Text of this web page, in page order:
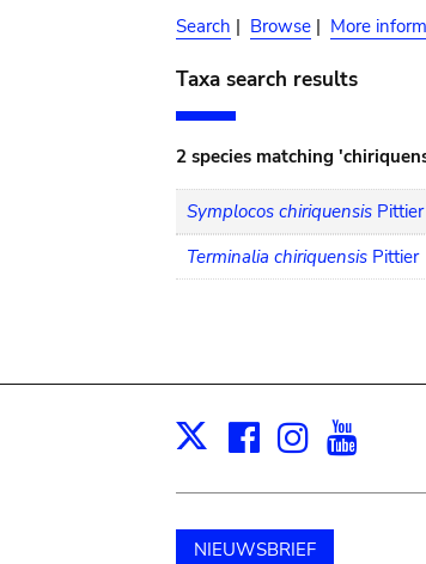
Search | Browse | More
Taxa search results
2 species matching
Symplocos chiriquensis Pittier
Terminalia chiriquensis Pittier
X Facebook
NIEUWSBRIEF